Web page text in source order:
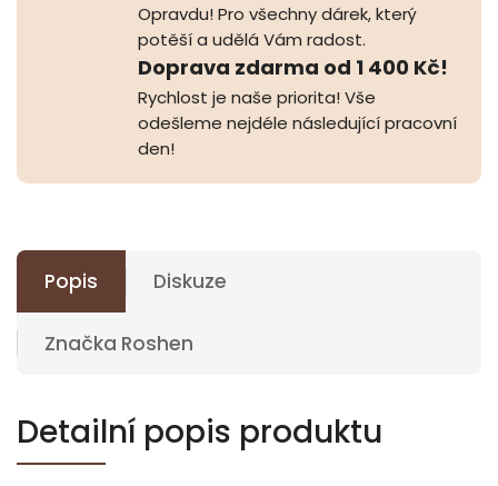
Opravdu! Pro všechny dárek, který
potěší a udělá Vám radost.
Doprava zdarma od 1 400 Kč!
Rychlost je naše priorita! Vše
odešleme nejdéle následující pracovní
den!
Popis Diskuze
Značka Roshen
Detailní popis produktu